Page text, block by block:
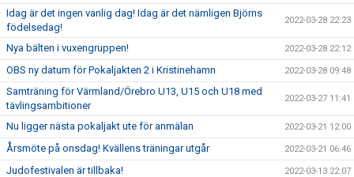
Idag är det ingen vanlig dag! Idag är det nämligen Björns
födelsedag!
2022-03-28 22:23
Nya bälten i vuxengruppen! 2022-03-28 22:12
OBS ny datum för Pokaljakten 2 i Kristinehamn 2022-03-28 09:48
Samträning för Värmland/Örebro U13, U15 och U18 med
tävlingsambitioner
2022-03-27 11:41
Nu ligger nästa pokaljakt ute för anmälan 2022-03-21 12:00
Årsmöte på onsdag! Kvällens träningar utgår 2022-03-21 06:46
Judofestivalen är tillbaka! 2022-03-13 22:07